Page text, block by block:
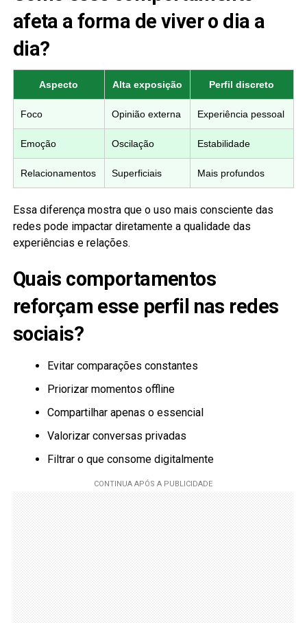
afeta a forma de viver o dia a
dia?
Aspecto Alta exposição Perfil discreto
Foco Opinião externa Experiência pessoal
Emoção Oscilação Estabilidade
Relacionamentos Superficiais Mais profundos
Essa diferença mostra que o uso mais consciente das
redes pode impactar diretamente a qualidade das
experiências e relações.
Quais comportamentos
reforçam esse perfil nas redes
sociais?
Evitar comparações constantes
Priorizar momentos offline
Compartilhar apenas o essencial
Valorizar conversas privadas
Filtrar o que consome digitalmente